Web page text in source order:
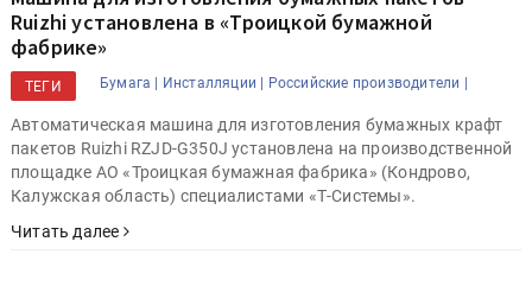
Ruizhi установлена в «Троицкой бумажной
фабрике»
ТЕГИ Бумага | Инсталляции | Российские производители |
Автоматическая машина для изготовления бумажных крафт
пакетов Ruizhi RZJD-G350J установлена на производственной
площадке АО «Троицкая бумажная фабрика» (Кондрово,
Калужская область) специалистами «Т-Системы».
Читать далее